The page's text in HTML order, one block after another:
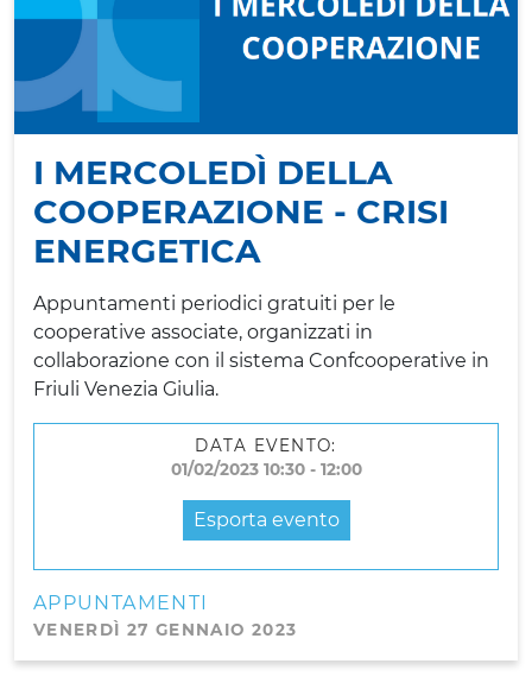
I MERCOLEDÌ DELLA
COOPERAZIONE - CRISI
ENERGETICA
Appuntamenti periodici gratuiti per le
cooperative associate, organizzati in
collaborazione con il sistema Confcooperative in
Friuli Venezia Giulia.
DATA EVENTO:
01/02/2023 10:30 - 12:00
Esporta evento
APPUNTAMENTI
VENERDÌ 27 GENNAIO 2023